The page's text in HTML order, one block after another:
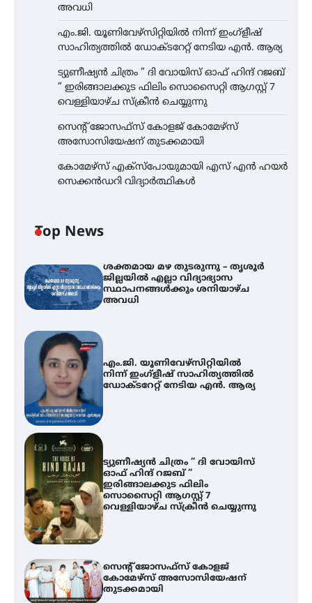
അവധി
എം.ജി. യൂണിവേഴ്‌സിറ്റിയിൽ നിന്ന് ഇംഗ്ളീഷ്
സാഹിത്യത്തിൽ ഡോക്ടറേറ്റ് നേടിയ എൻ. ആര്യ
ട്യുണീഷ്യൻ ചിത്രം ” ദി വോയിസ് ഓഫ് ഹിന്ദ് റജബ്
” ഇരിങ്ങാലക്കുട ഫിലിം സൊസൈറ്റി ആഗസ്റ്റ് 7
വെള്ളിയാഴ്ച സ്‌ക്രീൻ ചെയ്യുന്നു
സെന്റ് ജോസഫ്സ് കോളജ് കോമേഴ്‌സ്
അസോസിയേഷന് തുടക്കമായി
കോമേഴ്സ് എക്സ്പോയുമായി എസ് എൻ ഹയർ
സെക്കൻഡറി വിദ്യാർത്ഥികൾ
Top News
ശക്തമായ മഴ തുടരുന്നു – തൃശൂർ
ജില്ലയിൽ എല്ലാ വിദ്യാഭ്യാസ
സ്ഥാപനങ്ങൾക്കും ശനിയാഴ്ച
അവധി
എം.ജി. യൂണിവേഴ്‌സിറ്റിയിൽ
നിന്ന് ഇംഗ്ളീഷ് സാഹിത്യത്തിൽ
ഡോക്ടറേറ്റ് നേടിയ എൻ. ആര്യ
ട്യുണീഷ്യൻ ചിത്രം ” ദി വോയിസ്
ഓഫ് ഹിന്ദ് റജബ് ”
ഇരിങ്ങാലക്കുട ഫിലിം
സൊസൈറ്റി ആഗസ്റ്റ് 7
വെള്ളിയാഴ്ച സ്‌ക്രീൻ ചെയ്യുന്നു
സെന്റ് ജോസഫ്സ് കോളജ്
കോമേഴ്‌സ് അസോസിയേഷന്
തുടക്കമായി